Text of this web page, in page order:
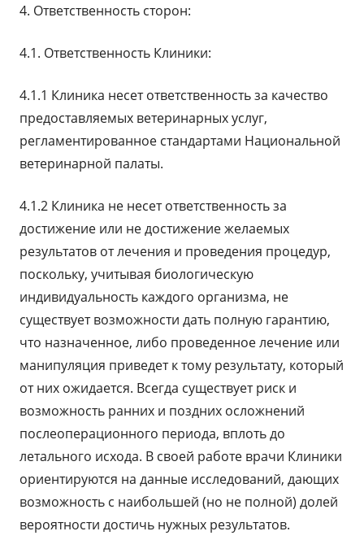
4. Ответственность сторон:
4.1. Ответственность Клиники:
4.1.1 Клиника несет ответственность за качество
предоставляемых ветеринарных услуг,
регламентированное стандартами Национальной
ветеринарной палаты.
4.1.2 Клиника не несет ответственность за
достижение или не достижение желаемых
результатов от лечения и проведения процедур,
поскольку, учитывая биологическую
индивидуальность каждого организма, не
существует возможности дать полную гарантию,
что назначенное, либо проведенное лечение или
манипуляция приведет к тому результату, который
от них ожидается. Всегда существует риск и
возможность ранних и поздних осложнений
послеоперационного периода, вплоть до
летального исхода. В своей работе врачи Клиники
ориентируются на данные исследований, дающих
возможность с наибольшей (но не полной) долей
вероятности достичь нужных результатов.